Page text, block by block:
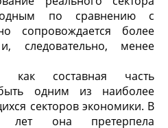
по сравнению с
сопровождается более
следовательно, менее
как составная часть
одним из наиболее
секторов экономики. В
лет она претерпела